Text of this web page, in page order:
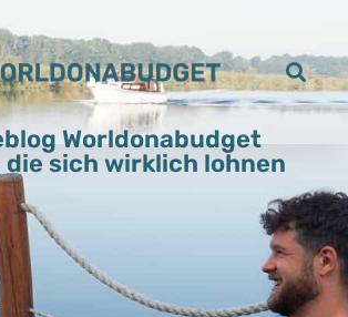
Worldonabudget
die sich wirklich lohnen